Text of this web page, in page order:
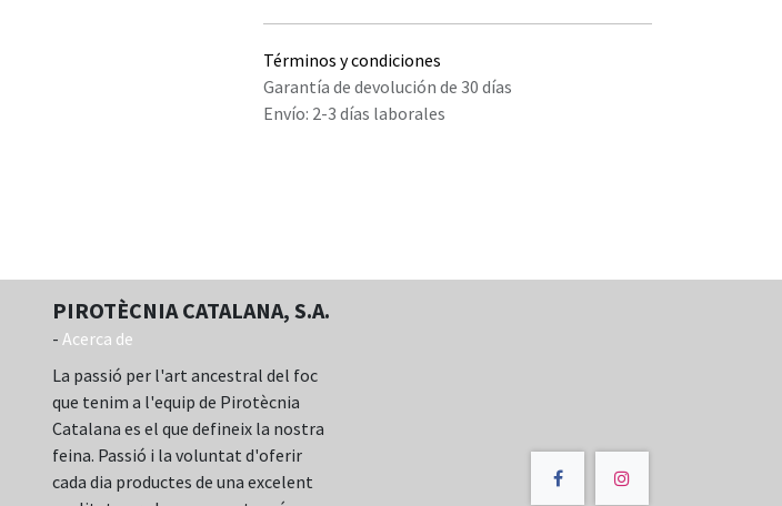
Términos y condiciones
Garantía de devolución de 30 días
Envío: 2-3 días laborales
PIROTÈCNIA CATALANA, S.A.
- Acerca de
La passió per l'art ancestral del foc
que tenim a l'equip de Pirotècnia
Catalana es el que defineix la nostra
feina. Passió i la voluntat d'oferir
cada dia productes de una excelent